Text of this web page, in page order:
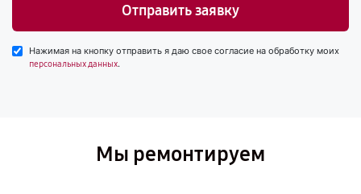
Отправить заявку
Нажимая на кнопку отправить я даю свое согласие на обработку моих
персональных данных.
Мы ремонтируем